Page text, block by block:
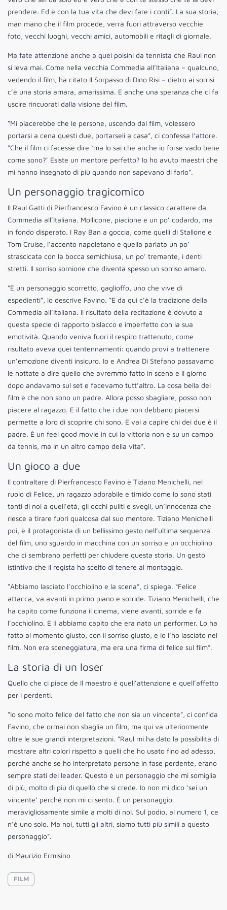
prendere. Ed è con la tua vita che devi fare i conti”. La sua storia,
man mano che il film procede, verrà fuori attraverso vecchie
foto, vecchi luoghi, vecchi amici, automobili e ritagli di giornale.
Ma fate attenzione anche a quei polsini da tennista che Raul non
si leva mai. Come nella vecchia Commedia all’Italiana – qualcuno,
vedendo il film, ha citato Il Sorpasso di Dino Risi – dietro ai sorrisi
c’è una storia amara, amarissima. E anche una speranza che ci fa
uscire rincuorati dalla visione del film.
“Mi piacerebbe che le persone, uscendo dal film, volessero
portarsi a cena questi due, portarseli a casa”, ci confessa l’attore.
“Che il film ci facesse dire ‘ma lo sai che anche io forse vado bene
come sono?’ Esiste un mentore perfetto? Io ho avuto maestri che
mi hanno insegnato di più quando non sapevano di farlo”.
Un personaggio tragicomico
Il Raul Gatti di Pierfrancesco Favino è un classico carattere da
Commedia all’Italiana. Mollicone, piacione e un po’ codardo, ma
in fondo disperato. I Ray Ban a goccia, come quelli di Stallone e
Tom Cruise, l’accento napoletano e quella parlata un po’
strascicata con la bocca semichiusa, un po’ tremante, i denti
stretti. Il sorriso sornione che diventa spesso un sorriso amaro.
“È un personaggio scorretto, gaglioffo, uno che vive di
espedienti”, lo descrive Favino. “E da qui c’è la tradizione della
Commedia all’Italiana. Il risultato della recitazione è dovuto a
questa specie di rapporto bislacco e imperfetto con la sua
emotività. Quando veniva fuori il respiro trattenuto, come
risultato aveva quei tentennamenti: quando provi a trattenere
un’emozione diventi insicuro. Io e Andrea Di Stefano passavamo
le nottate a dire quello che avremmo fatto in scena e il giorno
dopo andavamo sul set e facevamo tutt’altro. La cosa bella del
film è che non sono un padre. Allora posso sbagliare, posso non
piacere al ragazzo. E il fatto che i due non debbano piacersi
permette a loro di scoprire chi sono. E vai a capire chi dei due è il
padre. È un feel good movie in cui la vittoria non è su un campo
da tennis, ma in un altro campo della vita”.
Un gioco a due
Il contraltare di Pierfrancesco Favino è Tiziano Menichelli, nel
ruolo di Felice, un ragazzo adorabile e timido come lo sono stati
tanti di noi a quell’età, gli occhi puliti e svegli, un’innocenza che
riesce a tirare fuori qualcosa dal suo mentore. Tiziano Menichelli
poi, è il protagonista di un bellissimo gesto nell’ultima sequenza
del film, uno sguardo in macchina con un sorriso e un occhiolino
che ci sembrano perfetti per chiudere questa storia. Un gesto
istintivo che il regista ha scelto di tenere al montaggio.
“Abbiamo lasciato l’occhiolino e la scena”, ci spiega. “Felice
attacca, va avanti in primo piano e sorride. Tiziano Menichelli, che
ha capito come funziona il cinema, viene avanti, sorride e fa
l’occhiolino. E lì abbiamo capito che era nato un performer. Lo ha
fatto al momento giusto, con il sorriso giusto, e io l’ho lasciato nel
film. Non era sceneggiatura, ma era una firma di felice sul film”.
La storia di un loser
Quello che ci piace de Il maestro è quell’attenzione e quell’affetto
per i perdenti.
“Io sono molto felice del fatto che non sia un vincente”, ci confida
Favino, che ormai non sbaglia un film, ma qui va ulteriormente
oltre le sue grandi interpretazioni. “Raul mi ha dato la possibilità di
mostrare altri colori rispetto a quelli che ho usato fino ad adesso,
perché anche se ho interpretato persone in fase perdente, erano
sempre stati dei leader. Questo è un personaggio che mi somiglia
di più, molto di più di quello che si crede. Io non mi dico ‘sei un
vincente’ perché non mi ci sento. È un personaggio
meravigliosamente simile a molti di noi. Sul podio, al numero 1, ce
n’è uno solo. Ma noi, tutti gli altri, siamo tutti più simili a questo
personaggio”.
di Maurizio Ermisino
FILM